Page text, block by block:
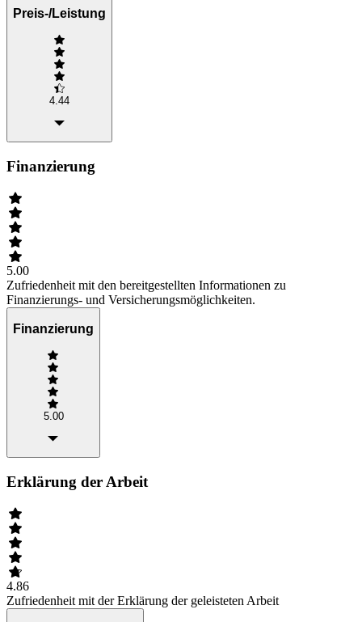
Preis-/Leistung
4.44
Finanzierung
5.00
Zufriedenheit mit den bereitgestellten Informationen zu
Finanzierungs- und Versicherungsmöglichkeiten.
Finanzierung
5.00
Erklärung der Arbeit
4.86
Zufriedenheit mit der Erklärung der geleisteten Arbeit